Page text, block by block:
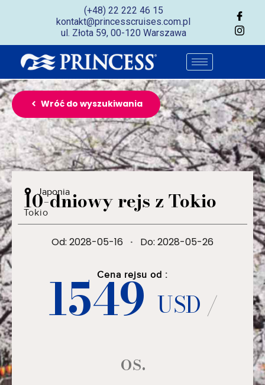
(+48) 22 222 46 15
kontakt@princesscruises.com.pl
ul. Złota 59, 00-120 Warszawa
Wróć do wyszukiwania
Japonia
10-dniowy rejs z Tokio
Tokio
Od: 2028-05-16 · Do: 2028-05-26
Cena rejsu od :
1549USD /
os.